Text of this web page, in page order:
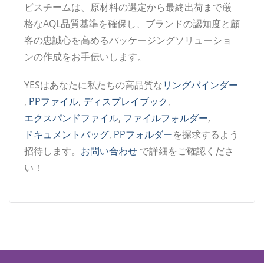
ビスチームは、原材料の選定から最終出荷まで厳
格なAQL品質基準を確保し、ブランドの認知度と顧
客の忠誠心を高めるパッケージングソリューショ
ンの作成をお手伝いします。
YESはあなたに私たちの高品質なリングバインダー
, PPファイル, ディスプレイブック,
エクスパンドファイル, ファイルフォルダー,
ドキュメントバッグ, PPフォルダーを探求するよう
招待します。 お問い合わせ で詳細をご確認くださ
い！